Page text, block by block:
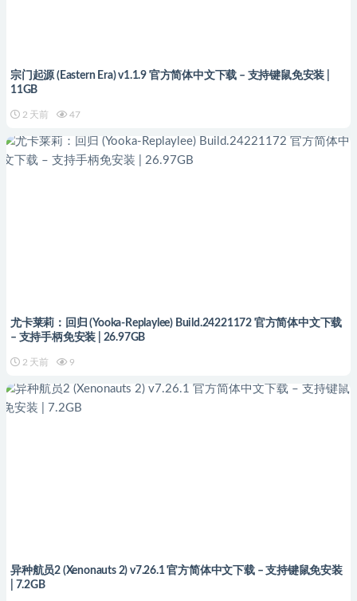
宗门起源 (Eastern Era) v1.1.9 官方简体中文下载 – 支持键鼠免安装 |
11GB
2 天前 47
尤卡莱莉：回归 (Yooka-Replaylee) Build.24221172 官方简体中文下载
– 支持手柄免安装 | 26.97GB
2 天前 9
异种航员2 (Xenonauts 2) v7.26.1 官方简体中文下载 – 支持键鼠免安装
| 7.2GB